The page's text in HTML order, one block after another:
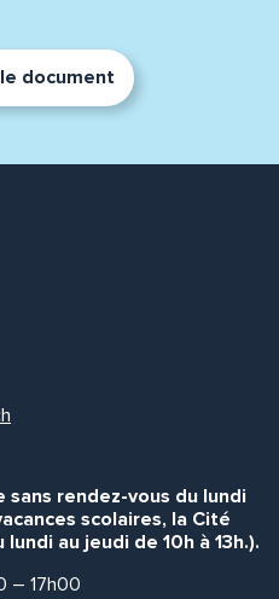
document
rendez-vous du lundi
scolaires, la Cité
au jeudi de 10h à 13h.).
– 17h00